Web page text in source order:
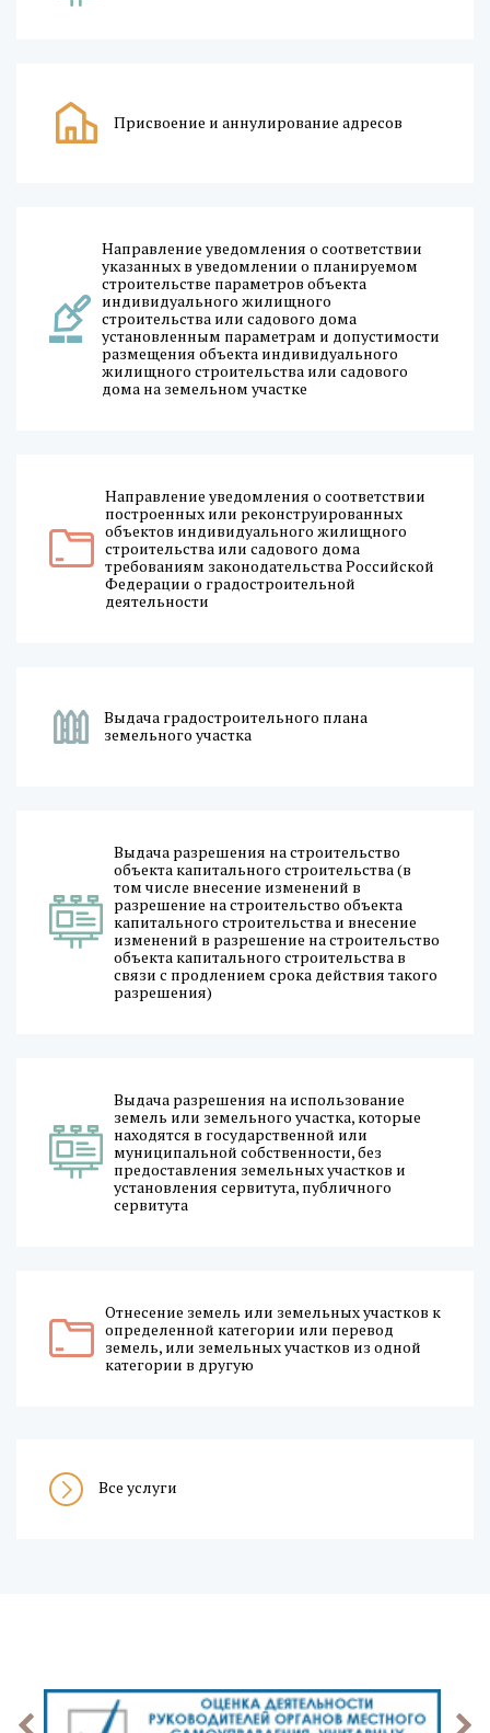
Присвоение и аннулирование адресов
Направление уведомления о соответствии
указанных в уведомлении о планируемом
строительстве параметров объекта
индивидуального жилищного
строительства или садового дома
установленным параметрам и допустимости
размещения объекта индивидуального
жилищного строительства или садового
дома на земельном участке
Направление уведомления о соответствии
построенных или реконструированных
объектов индивидуального жилищного
строительства или садового дома
требованиям законодательства Российской
Федерации о градостроительной
деятельности
Выдача градостроительного плана
земельного участка
Выдача разрешения на строительство
объекта капитального строительства (в
том числе внесение изменений в
разрешение на строительство объекта
капитального строительства и внесение
изменений в разрешение на строительство
объекта капитального строительства в
связи с продлением срока действия такого
разрешения)
Выдача разрешения на использование
земель или земельного участка, которые
находятся в государственной или
муниципальной собственности, без
предоставления земельных участков и
установления сервитута, публичного
сервитута
Отнесение земель или земельных участков к
определенной категории или перевод
земель, или земельных участков из одной
категории в другую
Все услуги